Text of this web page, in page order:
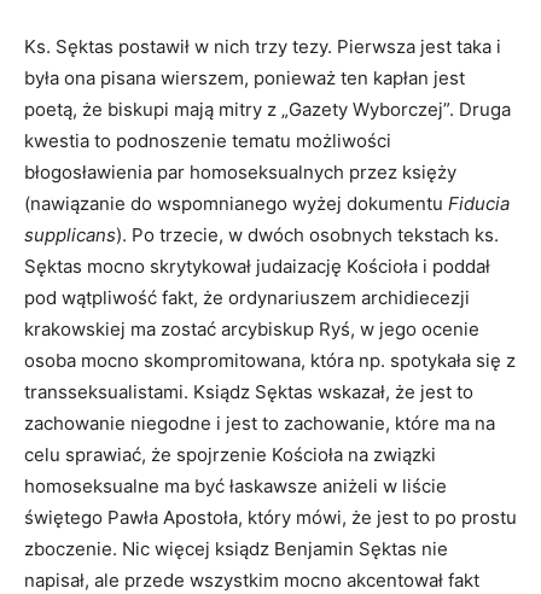
Ks. Sęktas postawił w nich trzy tezy. Pierwsza jest taka i
była ona pisana wierszem, ponieważ ten kapłan jest
poetą, że biskupi mają mitry z „Gazety Wyborczej”. Druga
kwestia to podnoszenie tematu możliwości
błogosławienia par homoseksualnych przez księży
(nawiązanie do wspomnianego wyżej dokumentu Fiducia
supplicans). Po trzecie, w dwóch osobnych tekstach ks.
Sęktas mocno skrytykował judaizację Kościoła i poddał
pod wątpliwość fakt, że ordynariuszem archidiecezji
krakowskiej ma zostać arcybiskup Ryś, w jego ocenie
osoba mocno skompromitowana, która np. spotykała się z
transseksualistami. Ksiądz Sęktas wskazał, że jest to
zachowanie niegodne i jest to zachowanie, które ma na
celu sprawiać, że spojrzenie Kościoła na związki
homoseksualne ma być łaskawsze aniżeli w liście
świętego Pawła Apostoła, który mówi, że jest to po prostu
zboczenie. Nic więcej ksiądz Benjamin Sęktas nie
napisał, ale przede wszystkim mocno akcentował fakt